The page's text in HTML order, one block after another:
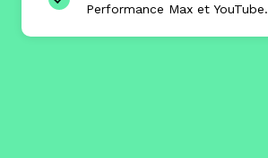
Performance Max et YouTube.